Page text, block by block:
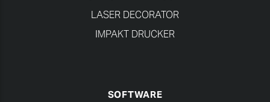
LASER DECORATOR
IMPAKT DRUCKER
SOFTWARE